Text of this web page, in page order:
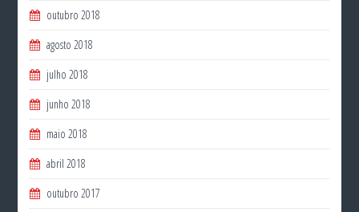
outubro 2018
agosto 2018
julho 2018
junho 2018
maio 2018
abril 2018
outubro 2017